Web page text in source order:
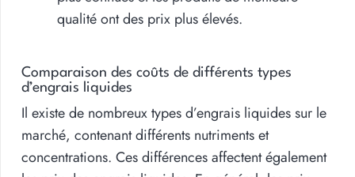
qualité ont des prix plus élevés.
Comparaison des coûts de différents types
d’engrais liquides
Il existe de nombreux types d’engrais liquides sur le
marché, contenant différents nutriments et
concentrations. Ces différences affectent également